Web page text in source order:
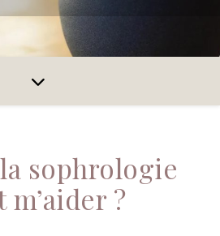
sophrologie
m’aider ?